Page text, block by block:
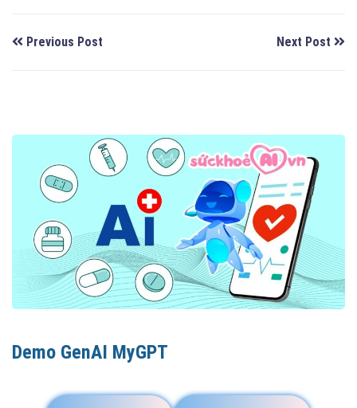
Previous Post Next Post
Demo GenAI MyGPT